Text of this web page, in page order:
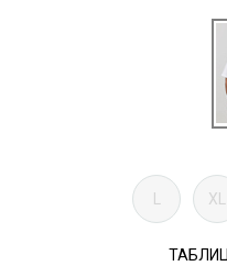
L XL